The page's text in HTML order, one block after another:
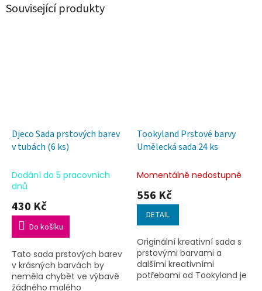
Související produkty
Djeco Sada prstových barev
v tubách (6 ks)
Dodání do 5 pracovních
dnů
430 Kč
Do košíku
Tato sada prstových barev
v krásných barvách by
neměla chybět ve výbavě
žádného malého
Tookyland Prstové barvy
Umělecká sada 24 ks
Momentálně nedostupné
556 Kč
DETAIL
Originální kreativní sada s
prstovými barvami a
dalšími kreativními
potřebami od Tookyland je